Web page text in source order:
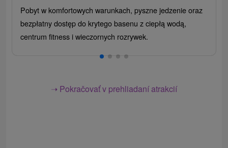
Pobyt w komfortowych warunkach, pyszne jedzenie oraz
bezpłatny dostęp do krytego basenu z ciepłą wodą,
centrum fitness i wieczornych rozrywek.
➝ Pokračovať v prehliadaní atrakcií